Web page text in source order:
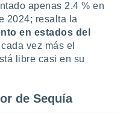
apenas 2.4 % en
2024; resalta la
en estados del
vez más el
libre casi en su
de Sequía